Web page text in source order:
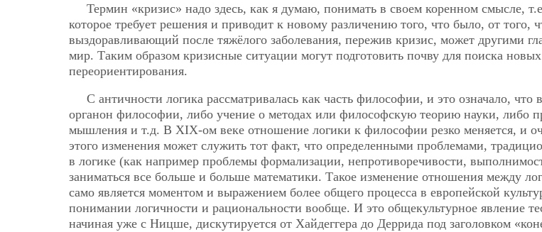
Термин «кризис» надо здесь, как я думаю, понимать в своем коренном смысле,
которое требует решения и приводит к новому различению того, что было, от того,
выздоравливающий после тяжёлого заболевания, пережив кризис, может другими
мир. Таким образом кризисные ситуации могут подготовить почву для поиска
переориентирования.
С античности логика рассматривалась как часть философии, и это означало, что
органон философии, либо учение о методах или философскую теорию науки, либо
мышления и т.д. В XIX-ом веке отношение логики к философии резко меняется, и
этого изменения может служить тот факт, что определенными проблемами,
в логике (как например проблемы формализации, непротиворечивости,
заниматься все больше и больше математики. Такое изменение отношения между
само является моментом и выражением более общего процесса в европейской
понимании логичности и рациональности вообще. И это общекультурное явление
начиная уже с Ницше, дискутируется от Хайдеггера до Деррида под заголовком